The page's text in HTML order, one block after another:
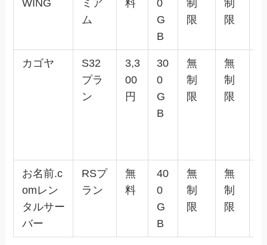
WING
ミア
ム
料
0
G
B
制
限
制
限
カゴヤ
S32
プラ
ン
3,3
00
円
30
0
G
B
無
制
限
無
制
限
お名前.c
omレン
タルサー
バー
RSプ
ラン
無
料
40
0
G
B
無
制
限
無
制
限